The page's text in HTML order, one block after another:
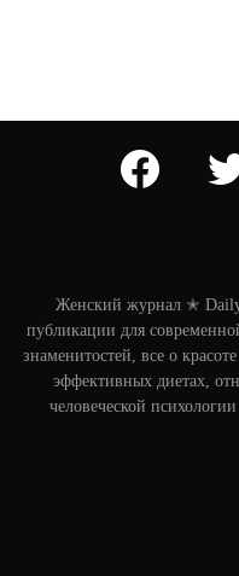
facebook
Женский журнал ✭
публикации для
знаменитостей, все о
эффективных диетах,
человеческой